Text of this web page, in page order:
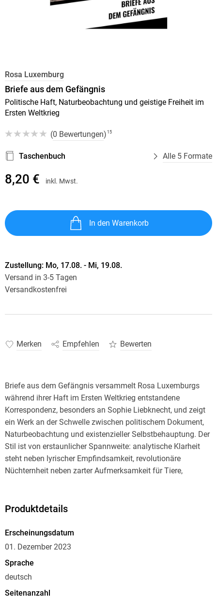
Rosa Luxemburg
Briefe aus dem Gefängnis
Politische Haft, Naturbeobachtung und geistige Freiheit im
Ersten Weltkrieg
(0 Bewertungen) 15
Taschenbuch Alle 5 Formate
8,20 € inkl. Mwst.
In den Warenkorb
Zustellung: Mo, 17.08. - Mi, 19.08.
Versand in 3-5 Tagen
Versandkostenfrei
Merken Empfehlen Bewerten
Briefe aus dem Gefängnis versammelt Rosa Luxemburgs
während ihrer Haft im Ersten Weltkrieg entstandene
Korrespondenz, besonders an Sophie Liebknecht, und zeigt
ein Werk an der Schwelle zwischen politischem Dokument,
Naturbeobachtung und existenzieller Selbstbehauptung. Der
Stil ist von erstaunlicher Spannweite: analytische Klarheit
steht neben lyrischer Empfindsamkeit, revolutionäre
Nüchternheit neben zarter Aufmerksamkeit für Tiere,
Gefängnisliteratur, doch ihr Rang liegt gerade darin, dass
untrennbar werden. Rosa Luxemburg, 1871 in Zamosc
geboren, war Ökonomin, marxistische Theoretikerin,
deutschen Sozialdemokratie und später des
Spartakusbundes. Ihre wiederholte Inhaftierung wegen
antimilitaristischer Haltung und Kritik am Krieg bildet den
Produktdetails
Erscheinungsdatum
01. Dezember 2023
Sprache
deutsch
Seitenanzahl